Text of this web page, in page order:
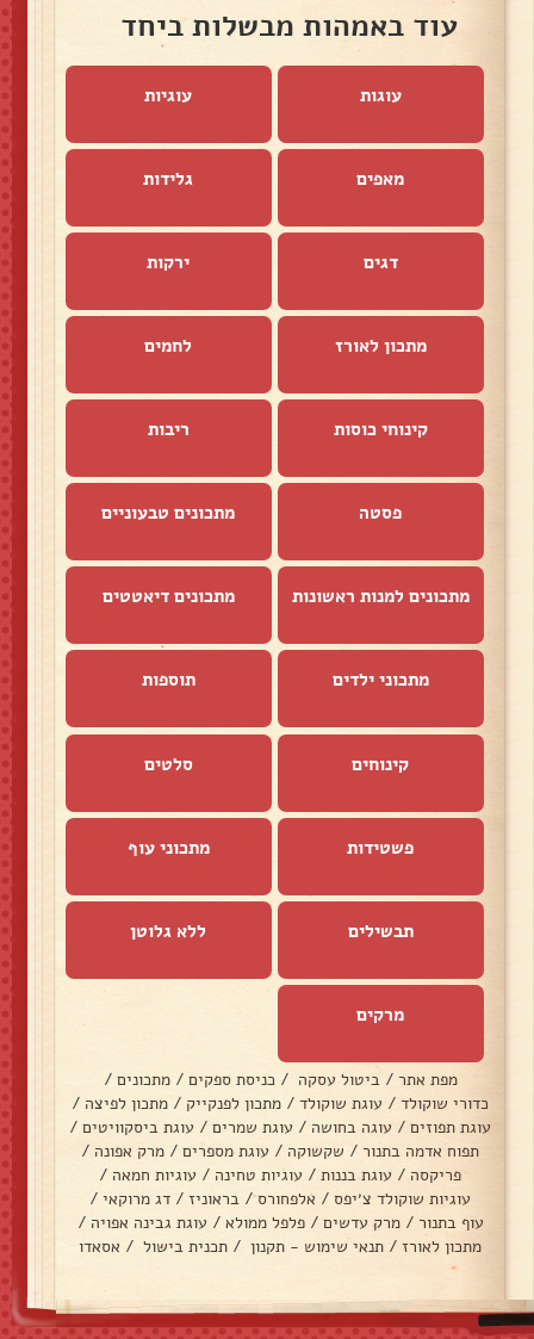
עוד באמהות מבשלות ביחד
עוגות עוגיות
מאפים גלידות
דגים ירקות
מתכון לאורז לחמים
קינוחי כוסות ריבות
פסטה מתכונים טבעוניים
מתכונים למנות ראשונות מתכונים דיאטטים
מתכוני ילדים תוספות
קינוחים סלטים
פשטידות מתכוני עוף
תבשילים ללא גלוטן
מרקים
מפת אתר / ביטול עסקה / כניסת ספקים / מתכונים /
כדורי שוקולד / עוגת שוקולד / מתכון לפנקייק / מתכון לפיצה /
עוגת תפוזים / עוגה בחושה / עוגת שמרים / עוגת ביסקוויטים /
תפוח אדמה בתנור / שקשוקה / עוגת מספרים / מרק אפונה /
פריקסה / עוגת בננות / עוגיות טחינה / עוגיות חמאה /
עוגיות שוקולד צ׳יפס / אלפחורס/ בראוניז / דג מרוקאי /
עוף בתנור / מרק עדשים / פלפל ממולא / עוגת גבינה אפויה /
מתכון לאורז / תנאי שימוש - תקנון / תכנית בישול / אסאדו